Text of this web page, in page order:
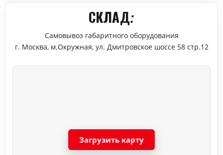
СКЛАД:
Самовывоз габаритного оборудования
г. Москва, м.Окружная, ул. Дмитровское шоссе 58 стр.12
Загрузить карту